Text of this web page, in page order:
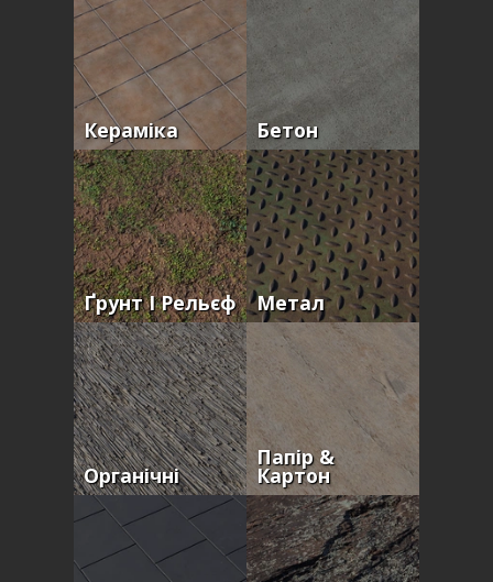
Кераміка Бетон
Ґрунт І Рельєф Метал
Органічні
Папір &
Картон